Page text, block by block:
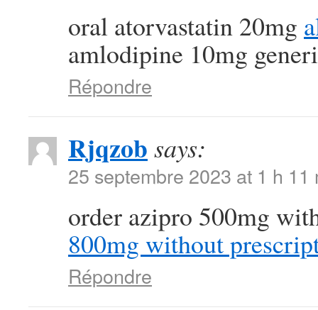
oral atorvastatin 20mg
amlodipine 10mg
Répondre
Rjqzob says:
25 septembre 2023 at 1 h 11
order azipro 500mg
800mg without
Répondre